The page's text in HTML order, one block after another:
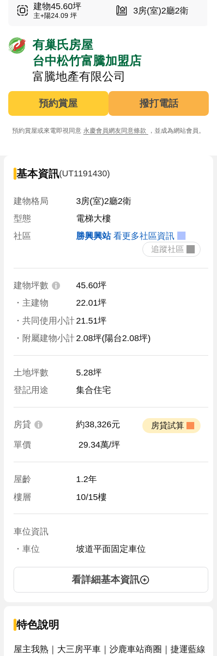
建物45.60坪
主+陽24.09 坪 3房(室)2廳2衛
有巢氏房屋
台中松竹富騰加盟店
富騰地產有限公司
預約賞屋 撥打電話
預約賞屋或來電即視同意 永慶會員網友同意條款 ，並成為網站會員。
基本資訊(UT1191430)
建物格局
3房(室)2廳2衛
型態
電梯大樓
社區
勝興興站 看更多社區資訊
建物坪數
45.60坪
・主建物
22.01坪
・共同使用小計 21.51坪
・附屬建物小計 2.08坪(陽台2.08坪)
土地坪數
5.28坪
登記用途
集合住宅
房貸 約38,326元
單價 29.34萬/坪
屋齡
1.2年
樓層
10/15樓
車位資訊
・車位
坡道平面固定車位
看詳細基本資訊
特色說明
屋主我熟｜大三房平車｜沙鹿車站商圈｜捷運藍線